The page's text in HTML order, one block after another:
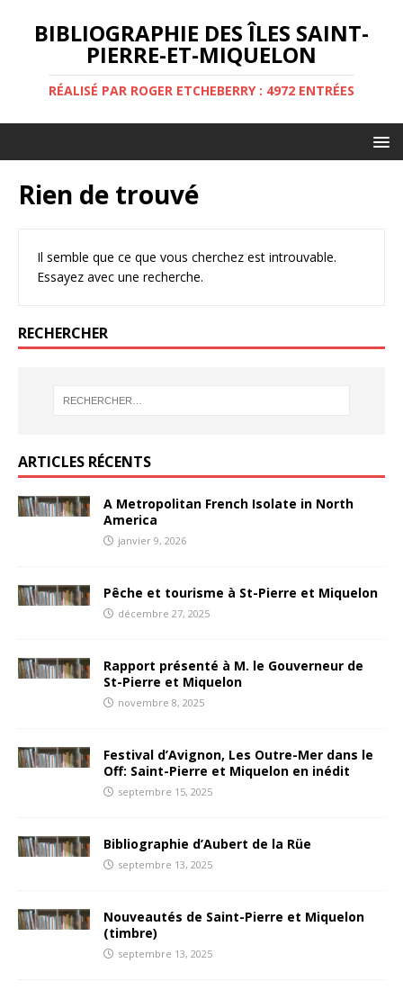
BIBLIOGRAPHIE DES ÎLES SAINT-
PIERRE-ET-MIQUELON
RÉALISÉ PAR ROGER ETCHEBERRY : 4972 ENTRÉES
Rien de trouvé
Il semble que ce que vous cherchez est introuvable.
Essayez avec une recherche.
RECHERCHER
ARTICLES RÉCENTS
A Metropolitan French Isolate in North
America
janvier 9, 2026
Pêche et tourisme à St-Pierre et Miquelon
décembre 27, 2025
Rapport présenté à M. le Gouverneur de
St-Pierre et Miquelon
novembre 8, 2025
Festival d’Avignon, Les Outre-Mer dans le
Off: Saint-Pierre et Miquelon en inédit
septembre 15, 2025
Bibliographie d’Aubert de la Rüe
septembre 13, 2025
Nouveautés de Saint-Pierre et Miquelon
(timbre)
septembre 13, 2025